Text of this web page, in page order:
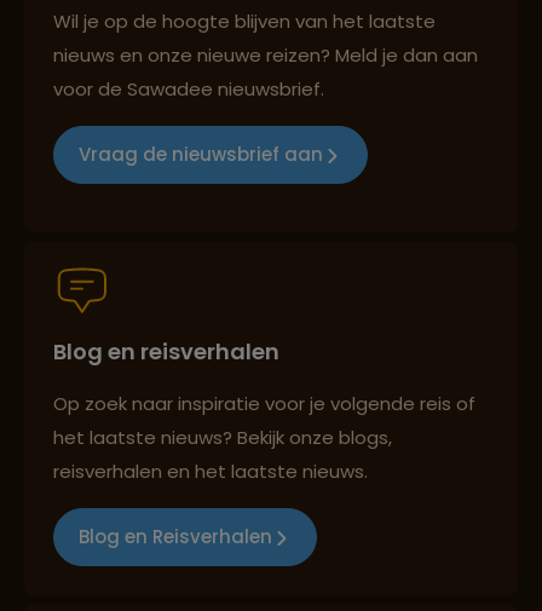
Groepsreizen mét indivuele vrijheid
Best beoordeelde reisroutes
Reizen met oog voor mens, cultuur en milieu
Wil je op de hoogte blijven van het laatste
nieuws en onze nieuwe reizen? Meld je dan aan
voor de Sawadee nieuwsbrief.
Vraag de nieuwsbrief aan
Blog en reisverhalen
Op zoek naar inspiratie voor je volgende reis of
het laatste nieuws? Bekijk onze blogs,
reisverhalen en het laatste nieuws.
Blog en Reisverhalen